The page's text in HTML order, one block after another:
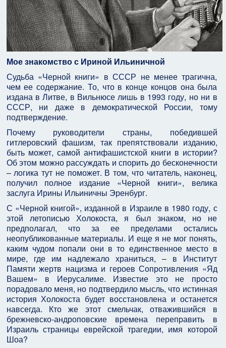
Мое знакомство с Ириной Ильиничной
Судьба «Черной книги» в СССР не менее трагична,
чем ее содержание. То, что в конце концов она была
издана в Литве, в Вильнюсе лишь в 1993 году, но ни в
СССР, ни даже в демократической России, тому
подтверждение.
Почему руководители страны, победившей
гитлеровский фашизм, так препятствовали изданию,
быть может, самой антифашистской книги в истории?
Об этом можно рассуждать и спорить до бесконечности
– логика тут не поможет. В том, что читатель, наконец,
получил полное издание «Черной книги», велика
заслуга Ирины Ильиничны Эренбург.
С «Черной книгой», изданной в Израиле в 1980 году, с
этой летописью Холокоста, я был знаком, но не
предполагал, что за ее пределами остались
неопубликованные материалы. И еще я не мог понять,
каким чудом попали они в то единственное место в
мире, где им надлежало храниться, – в Институт
Памяти жертв нацизма и героев Сопротивления «Яд
Вашем» в Иерусалиме. Известие это не просто
порадовало меня, но подтвердило мысль, что истинная
история Холокоста будет восстановлена и останется
навсегда. Кто же этот смельчак, отважившийся в
брежневско-андроповские времена переправить в
Израиль страницы еврейской трагедии, имя которой
Шоа?